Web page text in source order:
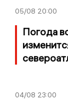
05/08 20:00
Погода
04/08 23:00